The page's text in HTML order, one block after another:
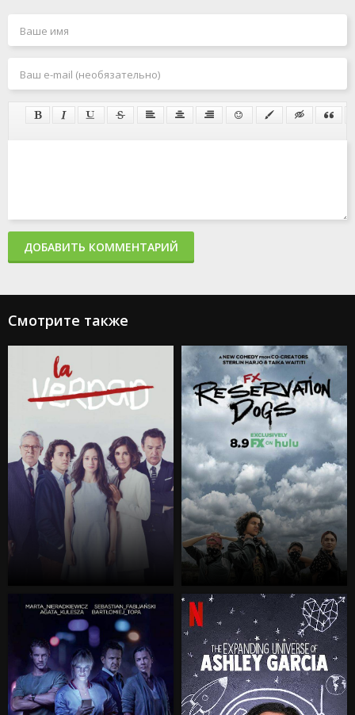
ДОБАВИТЬ КОММЕНТАРИЙ
Смотрите также